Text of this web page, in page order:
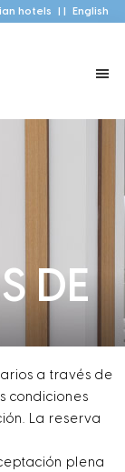
hotels | | English
DE
a través de
condiciones
La reserva
plena